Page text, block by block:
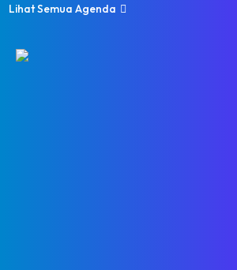
Lihat Semua Agenda